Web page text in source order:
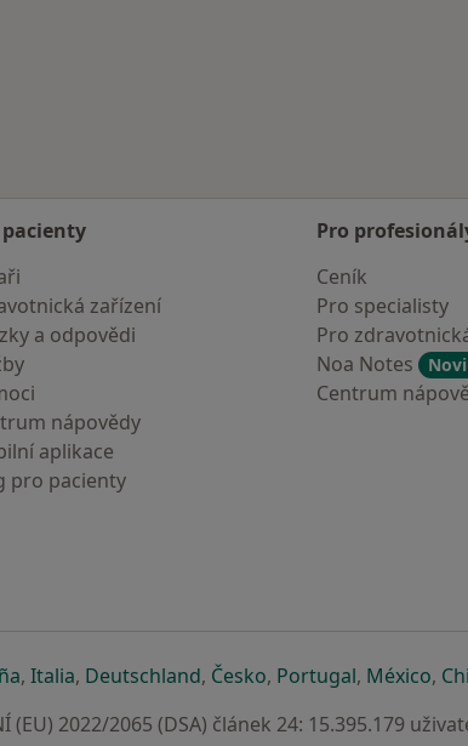
pacienty
zařízení
a odpovědi
nápovědy
aplikace
pro pacienty
Pro
Ceník
Pro specialisty
Pro
Noa Notes
Centrum
záložce
v nové záložce
se otevře v nové záložce
, Italiase otevře v nové záložce
, Deutschlandse otevře v nové záložce
, Českose otevře v nové
, Portugalse otevře v
, Méxicose
,
(EU) 2022/2065 (DSA) článek 24: 15.395.179